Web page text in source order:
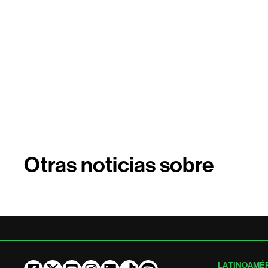
Otras noticias sobre